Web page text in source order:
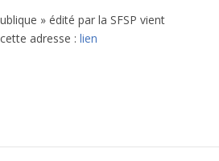
» édité par la SFSP vient
adresse : lien